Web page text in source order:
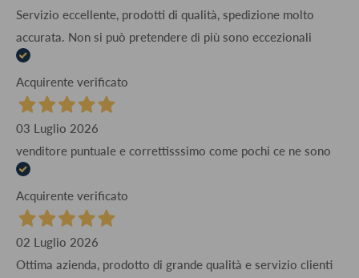
Servizio eccellente, prodotti di qualità, spedizione molto
accurata. Non si può pretendere di più sono eccezionali
Acquirente verificato
03 Luglio 2026
venditore puntuale e correttisssimo come pochi ce ne sono
Acquirente verificato
02 Luglio 2026
Ottima azienda, prodotto di grande qualità e servizio clienti